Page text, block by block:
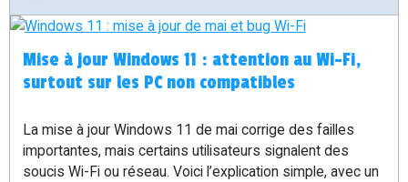
Mise à jour Windows 11 : attention au Wi-Fi,
surtout sur les PC non compatibles
La mise à jour Windows 11 de mai corrige des failles
importantes, mais certains utilisateurs signalent des
soucis Wi-Fi ou réseau. Voici l’explication simple, avec un